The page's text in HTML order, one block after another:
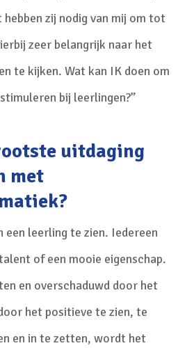
zij nodig van mij om tot
zeer belangrijk naar het
te kijken. Wat kan IK doen om
bij leerlingen?”
met
een leerling te zien. Iedereen
of een mooie eigenschap.
en overschaduwd door het
het positieve te zien, te
en in te zetten, wordt het